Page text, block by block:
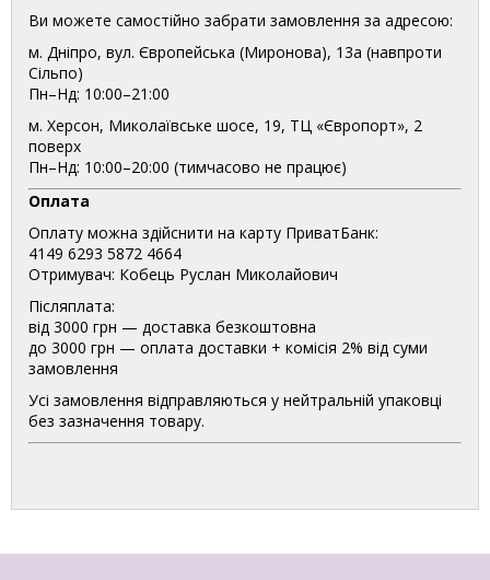
Ви можете самостійно забрати замовлення за адресою:
м. Дніпро, вул. Європейська (Миронова), 13а (навпроти
Сільпо)
Пн–Нд: 10:00–21:00
м. Херсон, Миколаївське шосе, 19, ТЦ «Європорт», 2
поверх
Пн–Нд: 10:00–20:00 (тимчасово не працює)
Оплата
Оплату можна здійснити на карту ПриватБанк:
4149 6293 5872 4664
Отримувач: Кобець Руслан Миколайович
Післяплата:
від 3000 грн — доставка безкоштовна
до 3000 грн — оплата доставки + комісія 2% від суми
замовлення
Усі замовлення відправляються у нейтральній упаковці
без зазначення товару.